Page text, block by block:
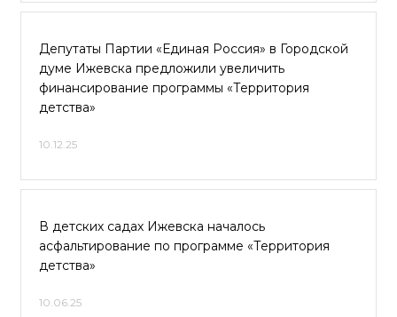
Депутаты Партии «Единая Россия» в Городской
думе Ижевска предложили увеличить
финансирование программы «Территория
детства»
10.12.25
В детских садах Ижевска началось
асфальтирование по программе «Территория
детства»
10.06.25